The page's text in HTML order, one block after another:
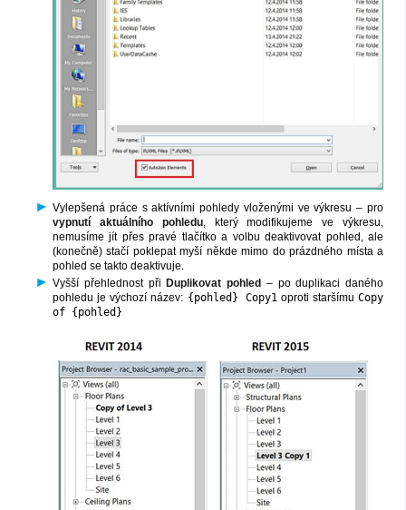
Vylepšená práce s aktívními pohledy vloženými ve výkresu – pro
vypnutí aktuálního pohledu, který modifikujeme ve výkresu,
nemusíme jít přes pravé tlačítko a volbu deaktivovat pohled, ale
(konečně) stačí poklepat myší někde mimo do prázdného místa a
pohled se takto deaktivuje.
Vyšší přehlednost při Duplikovat pohled – po duplikaci daného
pohledu je výchozí název: {pohled} Copy1oproti staršímu Copy
of {pohled}